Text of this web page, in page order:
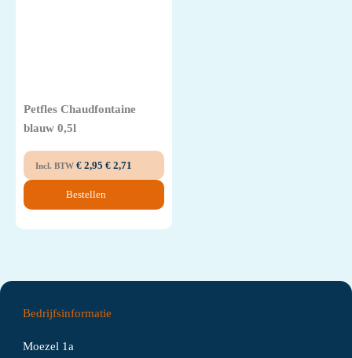
Petfles Chaudfontaine
blauw 0,5l
Incl. BTW € 2,95 € 2,71
Bestellen
Bedrijfsinformatie
Moezel 1a